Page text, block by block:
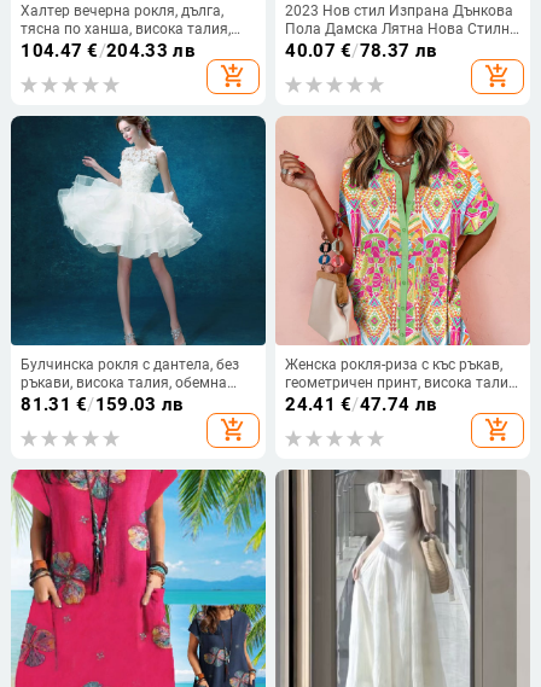
Халтер вечерна рокля, дълга,
тясна по ханша, висока талия,
къси ръкави, полиестер
104.47 €/204.33 лв
add_shopping_cart
2023 Нов стил Изпрана Дънкова
Пола Дамска Лятна Нова Стилна
Петлъчева Звезда Кръпка Ниска
Талия Пола Средна Дължина
Spice Girl
40.07 €/78.37 лв
add_shopping_cart
Булчинска рокля с дантела, без
ръкави, висока талия, обемна
пола в стил Pettiskirt,
81.31 €/159.03 лв
add_shopping_cart
Женска рокля-риза с къс ръкав,
геометричен принт, висока талия,
А‑образна пола, лапел яка,
24.41 €/47.74 лв
add_shopping_cart